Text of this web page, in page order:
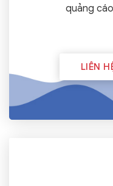
quảng
LIÊN